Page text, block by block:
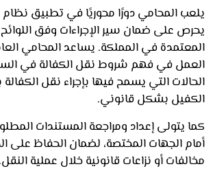
المحامي دورًا محوريًا في تطبيق نظام نقل
على ضمان سير الإجراءات وفق اللوائح
في المملكة. يساعد المحامي العامل
في فهم شروط نقل الكفالة في
التي يسمح فيها بإجراء نقل الكفالة
بشكل قانوني.
يتولى إعداد ومراجعة المستندات المطلوبة
الجهات المختصة، لضمان الحفاظ على
أو نزاعات قانونية خلال عملية النقل.